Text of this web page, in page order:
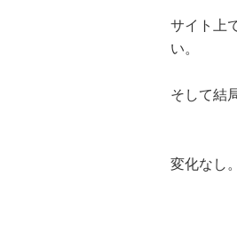
サイト上
い。
そして結
変化なし